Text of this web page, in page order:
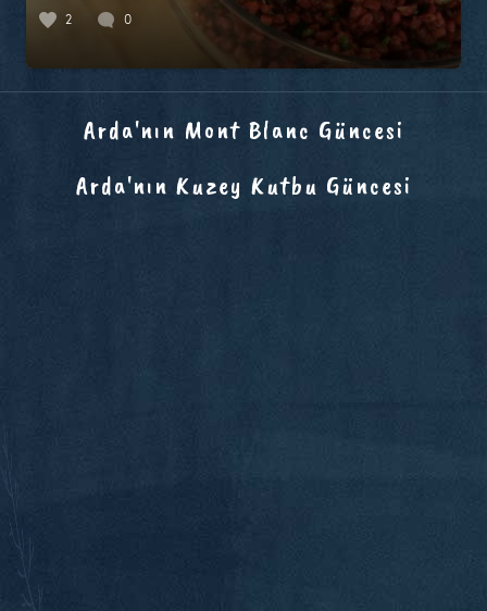
2 0
Arda'nın Mont Blanc Güncesi
Arda'nın Kuzey Kutbu Güncesi